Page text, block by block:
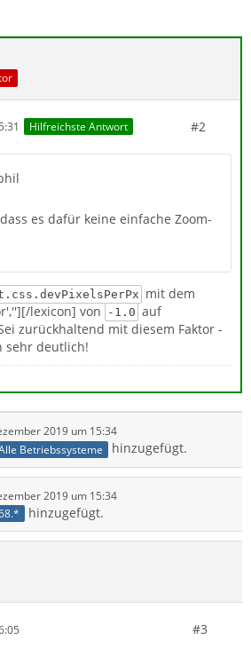
Hilfreichste Antwort #2
es dafür keine einfache Zoom-
mit dem
lexicon] von
-1.0 auf
zurückhaltend mit diesem Faktor -
sehr deutlich!
2019 um 15:34
Betriebssysteme hinzugefügt.
2019 um 15:34
hinzugefügt.
#3